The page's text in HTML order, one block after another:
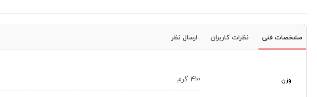
مشخصات فنی نظرات کاربران ارسال نظر
وزن 410 گرم